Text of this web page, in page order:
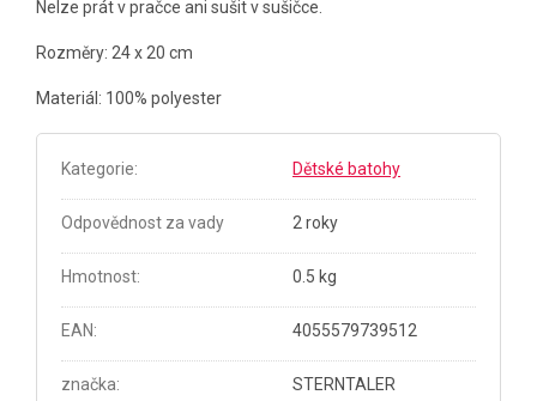
Nelze prát v pračce ani sušit v sušičce.
Rozměry: 24 x 20 cm
Materiál: 100% polyester
Kategorie: Dětské batohy
Odpovědnost za vady 2 roky
Hmotnost: 0.5 kg
EAN: 4055579739512
značka: STERNTALER